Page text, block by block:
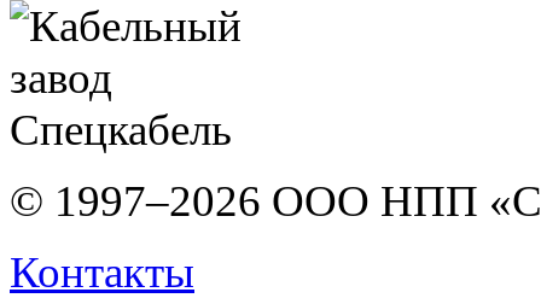
© 1997–2026 ООО НПП
Контакты